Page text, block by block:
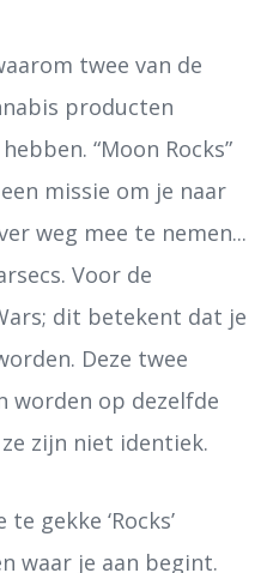
twee van de
producten
“Moon Rocks”
een missie om je naar
weg mee te nemen...
Voor de
dit betekent dat je
Deze twee
worden op dezelfde
zijn niet identiek.
gekke ‘Rocks’
waar je aan begint.